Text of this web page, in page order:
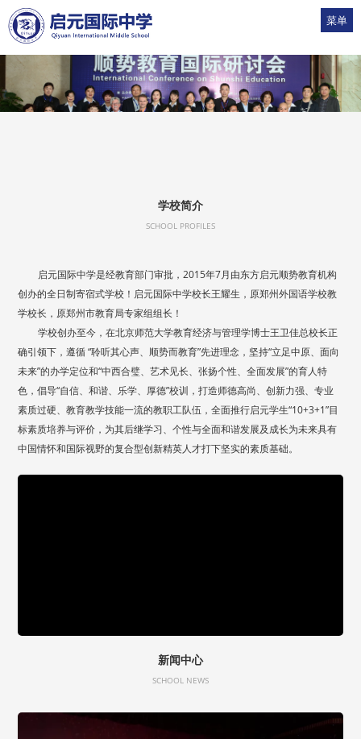
菜单
学校简介
SCHOOL PROFILES
启元国际中学是经教育部门审批，2015年7月由东方启元顺势教育机构
创办的全日制寄宿式学校！启元国际中学校长王耀生，原郑州外国语学校教
学校长，原郑州市教育局专家组组长！
学校创办至今，在北京师范大学教育经济与管理学博士王卫佳总校长正
确引领下，遵循 “聆听其心声、顺势而教育”先进理念，坚持“立足中原、面向
未来”的办学定位和“中西合璧、艺术见长、张扬个性、全面发展”的育人特
色，倡导“自信、和谐、乐学、厚德”校训，打造师德高尚、创新力强、专业
素质过硬、教育教学技能一流的教职工队伍，全面推行启元学生“10+3+1”目
标素质培养与评价，为其后继学习、个性与全面和谐发展及成长为未来具有
中国情怀和国际视野的复合型创新精英人才打下坚实的素质基础。
新闻中心
SCHOOL NEWS